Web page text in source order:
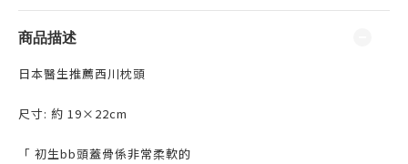
商品描述
日本醫生推薦西川枕頭
尺寸: 約 19×22cm
「 初生bb頭蓋骨係非常柔軟的